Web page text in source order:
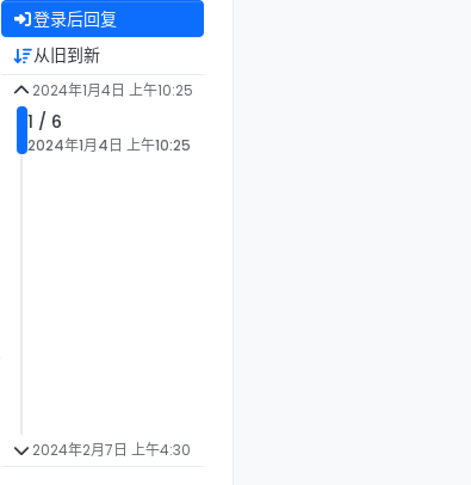
登录后回复
从旧到新
2024年1月4日 上午10:25
1 / 6
2024年1月4日 上午10:25
2024年2月7日 上午4:30